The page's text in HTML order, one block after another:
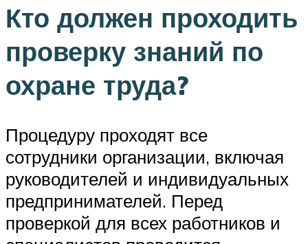
Кто должен проходить
проверку знаний по
охране труда?
Процедуру проходят все
сотрудники организации, включая
руководителей и индивидуальных
предпринимателей. Перед
проверкой для всех работников и